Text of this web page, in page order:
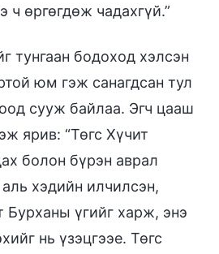
ч өргөгдөж чадахгүй.”
тунгаан бодоход хэлсэн
юм гэж санагдсан тул
сууж байлаа. Эгч цааш
ярив: “Төгс Хүчит
болон бүрэн аврал
хэдийн илчилсэн,
Бурханы үгийг харж, энэ
нь үзэцгээе. Төгс